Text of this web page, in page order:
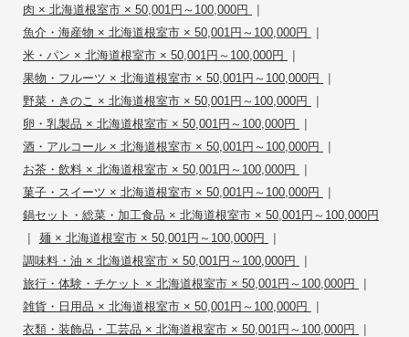
肉 × 北海道根室市 × 50,001円～100,000円 |
魚介・海産物 × 北海道根室市 × 50,001円～100,000円 |
米・パン × 北海道根室市 × 50,001円～100,000円 |
果物・フルーツ × 北海道根室市 × 50,001円～100,000円 |
野菜・きのこ × 北海道根室市 × 50,001円～100,000円 |
卵・乳製品 × 北海道根室市 × 50,001円～100,000円 |
酒・アルコール × 北海道根室市 × 50,001円～100,000円 |
お茶・飲料 × 北海道根室市 × 50,001円～100,000円 |
菓子・スイーツ × 北海道根室市 × 50,001円～100,000円 |
鍋セット・総菜・加工食品 × 北海道根室市 × 50,001円～100,000円
| 麺 × 北海道根室市 × 50,001円～100,000円 |
調味料・油 × 北海道根室市 × 50,001円～100,000円 |
旅行・体験・チケット × 北海道根室市 × 50,001円～100,000円 |
雑貨・日用品 × 北海道根室市 × 50,001円～100,000円 |
衣類・装飾品・工芸品 × 北海道根室市 × 50,001円～100,000円 |